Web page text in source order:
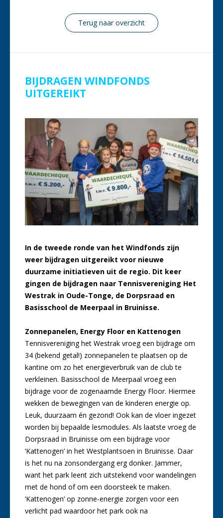
Terug naar overzicht
BIJDRAGEN WINDFONDS
UITGEREIKT
In de tweede ronde van het Windfonds zijn
weer bijdragen uitgereikt voor nieuwe
duurzame initiatieven uit de regio. Dit keer
gingen de bijdragen naar Tennisvereniging Het
Westrak in Oude-Tonge, de Dorpsraad en
Basisschool de Meerpaal in Bruinisse.
Zonnepanelen, Energy Floor en Kattenogen
Tennisvereniging het Westrak vroeg een bijdrage om
34 (bekend getal!) zonnepanelen te plaatsen op de
kantine om zo het energieverbruik van de club te
verkleinen. Basisschool de Meerpaal vroeg een
bijdrage voor de zogenaamde Energy Floor. Hiermee
wekken de bewegingen van de kinderen energie op.
Leuk, duurzaam én gezond! Ook kan de vloer ingezet
worden bij bepaalde lesmodules. Als laatste vroeg de
Dorpsraad in Bruinisse om een bijdrage voor
‘Kattenogen’ in het Westplantsoen in Bruinisse. Daar
is het nu na zonsondergang erg donker. Jammer,
want het park leent zich uitstekend voor wandelingen
met de hond of om een doorsteek te maken.
‘Kattenogen’ op zonne-energie zorgen voor een
verlicht pad waardoor het park ook na